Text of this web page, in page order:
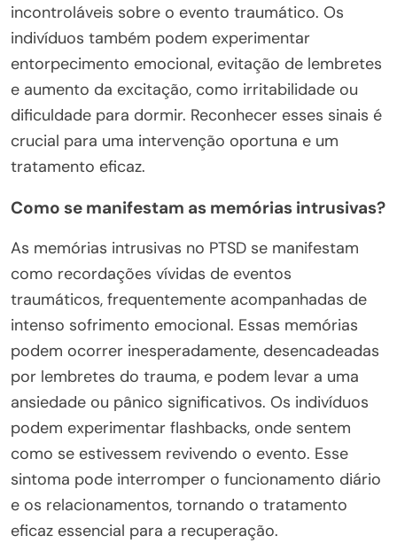
incontroláveis sobre o evento traumático. Os
indivíduos também podem experimentar
entorpecimento emocional, evitação de lembretes
e aumento da excitação, como irritabilidade ou
dificuldade para dormir. Reconhecer esses sinais é
crucial para uma intervenção oportuna e um
tratamento eficaz.
Como se manifestam as memórias intrusivas?
As memórias intrusivas no PTSD se manifestam
como recordações vívidas de eventos
traumáticos, frequentemente acompanhadas de
intenso sofrimento emocional. Essas memórias
podem ocorrer inesperadamente, desencadeadas
por lembretes do trauma, e podem levar a uma
ansiedade ou pânico significativos. Os indivíduos
podem experimentar flashbacks, onde sentem
como se estivessem revivendo o evento. Esse
sintoma pode interromper o funcionamento diário
e os relacionamentos, tornando o tratamento
eficaz essencial para a recuperação.